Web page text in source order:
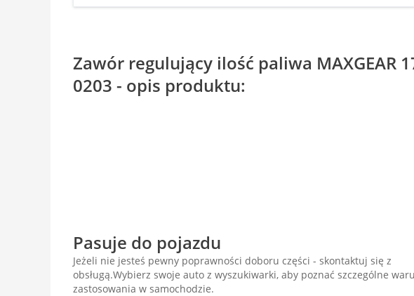
Zawór regulujący ilość paliwa MAXGEAR
0203 - opis produktu:
Pasuje do pojazdu
Jeżeli nie jesteś pewny poprawności doboru części - skontaktuj się z
obsługą.Wybierz swoje auto z wyszukiwarki, aby poznać szczególne
zastosowania w samochodzie.